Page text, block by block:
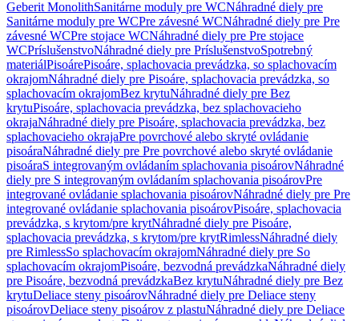
Geberit MonolithSanitárne moduly pre WCNáhradné diely pre
Sanitárne moduly pre WCPre závesné WCNáhradné diely pre Pre
závesné WCPre stojace WCNáhradné diely pre Pre stojace
WCPríslušenstvoNáhradné diely pre PríslušenstvoSpotrebný
materiálPisoárePisoáre, splachovacia prevádzka, so splachovacím
okrajomNáhradné diely pre Pisoáre, splachovacia prevádzka, so
splachovacím okrajomBez krytuNáhradné diely pre Bez
krytuPisoáre, splachovacia prevádzka, bez splachovacieho
okrajaNáhradné diely pre Pisoáre, splachovacia prevádzka, bez
splachovacieho okrajaPre povrchové alebo skryté ovládanie
pisoáraNáhradné diely pre Pre povrchové alebo skryté ovládanie
pisoáraS integrovaným ovládaním splachovania pisoárovNáhradné
diely pre S integrovaným ovládaním splachovania pisoárovPre
integrované ovládanie splachovania pisoárovNáhradné diely pre Pre
integrované ovládanie splachovania pisoárovPisoáre, splachovacia
prevádzka, s krytom/pre krytNáhradné diely pre Pisoáre,
splachovacia prevádzka, s krytom/pre krytRimlessNáhradné diely
pre RimlessSo splachovacím okrajomNáhradné diely pre So
splachovacím okrajomPisoáre, bezvodná prevádzkaNáhradné diely
pre Pisoáre, bezvodná prevádzkaBez krytuNáhradné diely pre Bez
krytuDeliace steny pisoárovNáhradné diely pre Deliace steny
pisoárovDeliace steny pisoárov z plastuNáhradné diely pre Deliace